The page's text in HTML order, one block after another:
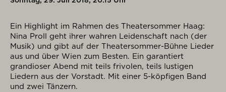
Ein Highlight im Rahmen des Theatersommer Haag:
Nina Proll geht ihrer wahren Leidenschaft nach (der
Musik) und gibt auf der Theatersommer-Bühne Lieder
aus und über Wien zum Besten. Ein garantiert
grandioser Abend mit teils frivolen, teils lustigen
Liedern aus der Vorstadt. Mit einer 5-köpfigen Band
und zwei Tänzern.